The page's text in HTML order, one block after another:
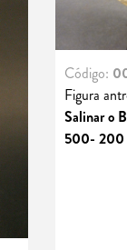
Código:
Figura
Salinar o
500- 200